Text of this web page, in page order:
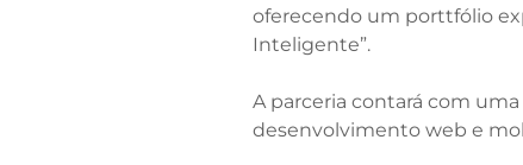
oferecendo um porttfólio
Inteligente”.
A parceria contará com
desenvolvimento web e